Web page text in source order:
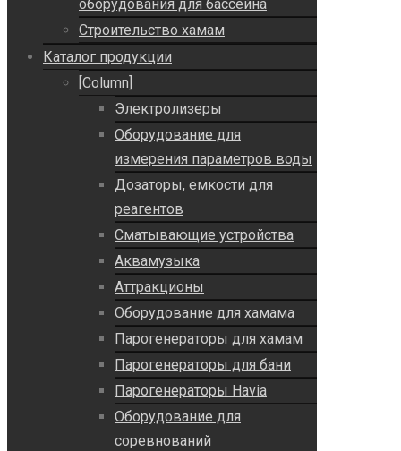
оборудования для бассейна
Строительство хамам
Каталог продукции
[Column]
Электролизеры
Оборудование для
измерения параметров воды
Дозаторы, емкости для
реагентов
Сматывающие устройства
Аквамузыка
Аттракционы
Оборудование для хамама
Парогенераторы для хамам
Парогенераторы для бани
Парогенераторы Havia
Оборудование для
соревнований